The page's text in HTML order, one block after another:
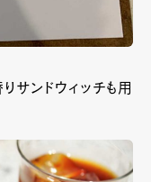
ンドウィッチも用